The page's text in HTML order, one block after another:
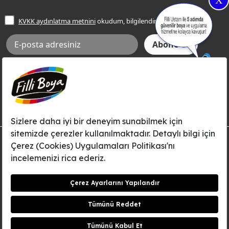
Frezya Rengi
Bilgi Toplumu Hizmetleri
İnternet Sitesi Kullanım Koşulları
KVKK Talep Formu
KVKK Aydınlatma Metni
KVKK aydınlatma metniniokudum, bilgilendim.
Aksi tarafımca bildirilene dek, Betek Boya ve Kimya Sanayi A.Ş.'nin
Filli Boya dahil tüm markaları ile ilgili kampanya, duyuru, hizmetler ve
tanıtım faaliyetleri vb. ile ilgili olarak e-posta yoluyla şahsıma
© Filli Boya 2026. Tüm Hakları Saklıdır.